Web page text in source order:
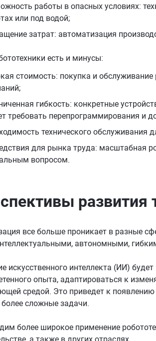
работы в опасных условиях:
или под водой;
затрат: автоматизация
есть и минусы:
стоимость: покупка и
гибкость: конкретные
требовать перепрограммирования и
технического обслуживания
для рынка труда: масштабная
вопросом.
развития
все больше проникает в разные
автономными,
искусственного интеллекта (ИИ)
опыта, адаптироваться к
средой. Это приведет к
сложные задачи.
более широкое применение